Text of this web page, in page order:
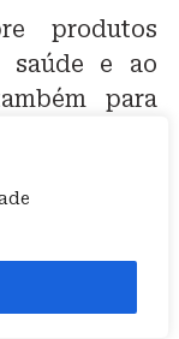
produtos
saúde e ao
para
cigarros; e
sobre a
precisa dos